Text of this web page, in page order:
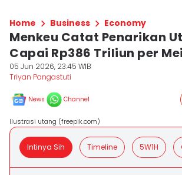
Home Business Economy
Menkeu Catat Penarikan
Capai Rp386 Triliun per Mei
05 Jun 2026, 23:45 WIB
Triyan Pangastuti
News Channel
Ilustrasi utang (freepik.com)
Intinya Sih Timeline 5W1H